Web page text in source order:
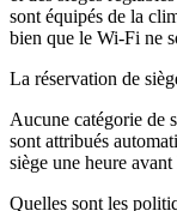
sont équipés de la
bien que le Wi-Fi ne
La réservation de
Aucune catégorie de
sont attribués
siège une heure
Quelles sont les